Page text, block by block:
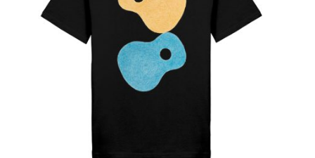
Produktseite
gewählt
werden